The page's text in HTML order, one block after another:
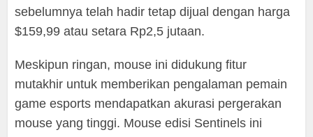
sebelumnya telah hadir tetap dijual dengan harga
$159,99 atau setara Rp2,5 jutaan.
Meskipun ringan, mouse ini didukung fitur
mutakhir untuk memberikan pengalaman pemain
game esports mendapatkan akurasi pergerakan
mouse yang tinggi. Mouse edisi Sentinels ini